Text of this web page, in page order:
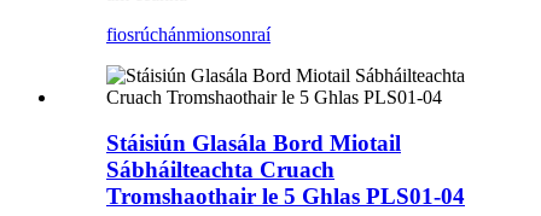
fiosrúchánmionsonraí
Stáisiún Glasála Bord Miotail
Sábháilteachta Cruach
Tromshaothair le 5 Ghlas PLS01-04